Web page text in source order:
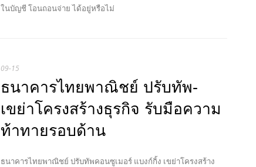
ในบัญชี โอนถอนจ่าย ได้อยู่หรือไม่
09-15
ธนาคารไทยพาณิชย์ ปรับทัพ-
เขย่าโครงสร้างธุรกิจ รับมือความ
ท้าทายรอบด้าน
ธนาคารไทยพาณิชย์ ปรับทัพคอนซูเมอร์ แบงก์กิ้ง เขย่าโครงสร้าง